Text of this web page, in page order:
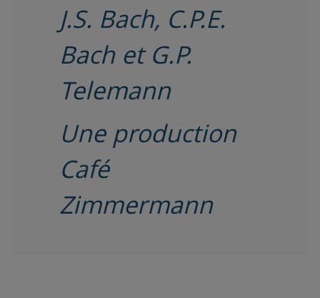
J.S. Bach, C.P.E.
Bach et G.P.
Telemann
Une production
Café
Zimmermann